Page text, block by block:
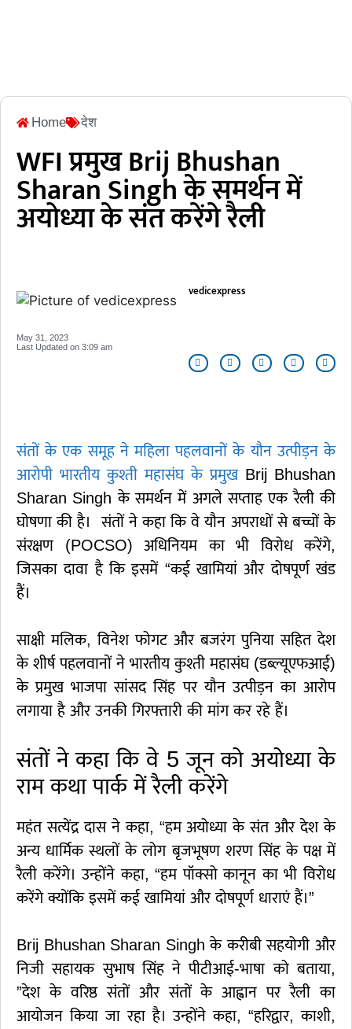
Home देश
WFI प्रमुख Brij Bhushan
Sharan Singh के समर्थन में
अयोध्या के संत करेंगे रैली
vedicexpress
May 31, 2023
Last Updated on 3:09 am
संतों के एक समूह ने महिला पहलवानों के यौन उत्पीड़न के
आरोपी भारतीय कुश्ती महासंघ के प्रमुखBrij Bhushan
Sharan Singh के समर्थन में अगले सप्ताह एक रैली की
घोषणा की है। संतों ने कहा कि वे यौन अपराधों से बच्चों के
संरक्षण (POCSO) अधिनियम का भी विरोध करेंगे,
जिसका दावा है कि इसमें “कई खामियां और दोषपूर्ण खंड
हैं।
साक्षी मलिक, विनेश फोगट और बजरंग पुनिया सहित देश
के शीर्ष पहलवानों ने भारतीय कुश्ती महासंघ (डब्ल्यूएफआई)
के प्रमुख भाजपा सांसद सिंह पर यौन उत्पीड़न का आरोप
लगाया है और उनकी गिरफ्तारी की मांग कर रहे हैं।
संतों ने कहा कि वे 5 जून को अयोध्या के
राम कथा पार्क में रैली करेंगे
महंत सत्येंद्र दास ने कहा, “हम अयोध्या के संत और देश के
अन्य धार्मिक स्थलों के लोग बृजभूषण शरण सिंह के पक्ष में
रैली करेंगे। उन्होंने कहा, “हम पॉक्सो कानून का भी विरोध
करेंगे क्योंकि इसमें कई खामियां और दोषपूर्ण धाराएं हैं।”
Brij Bhushan Sharan Singh के करीबी सहयोगी और
निजी सहायक सुभाष सिंह ने पीटीआई-भाषा को बताया,
”देश के वरिष्ठ संतों और संतों के आह्वान पर रैली का
आयोजन किया जा रहा है। उन्होंने कहा, “हरिद्वार, काशी,